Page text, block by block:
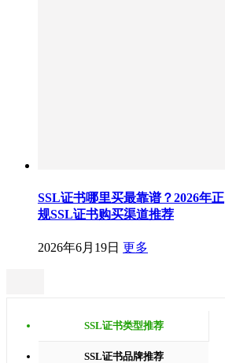
SSL证书哪里买最靠谱？2026年正
规SSL证书购买渠道推荐
2026年6月19日 更多
SSL证书类型推荐
SSL证书品牌推荐